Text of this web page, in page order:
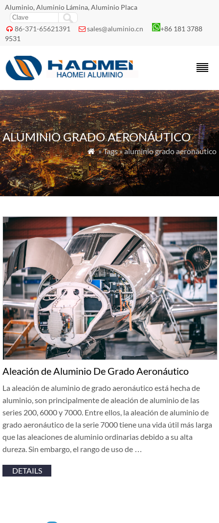
Aluminio, Aluminio Lámina, Aluminio Placa
 86-371-65621391  sales@aluminio.cn
+86 181 3788
9531
ALUMINIO GRADO AERONÁUTICO
 » Tags » aluminio grado aeronáutico
Aleación de Aluminio De Grado Aeronáutico
La aleación de aluminio de grado aeronáutico está hecha de
aluminio, son principalmente de aleación de aluminio de las
series 200, 6000 y 7000. Entre ellos, la aleación de aluminio de
grado aeronáutico de la serie 7000 tiene una vida útil más larga
que las aleaciones de aluminio ordinarias debido a su alta
dureza. Sin embargo, el rango de uso de …
DETAILS